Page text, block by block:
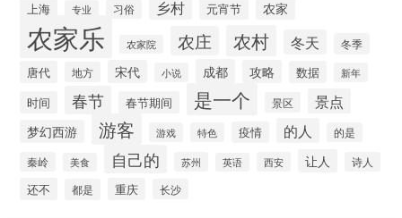
上海 专业 习俗 乡村 元宵节 农家
农家乐 农家院 农庄 农村 冬天 冬季
唐代 地方 宋代 小说 成都 攻略 数据 新年
时间 春节 春节期间 是一个 景区 景点
梦幻西游 游客 游戏 特色 疫情 的人 的是
秦岭 美食 自己的 苏州 英语 西安 让人 诗人
还不 都是 重庆 长沙